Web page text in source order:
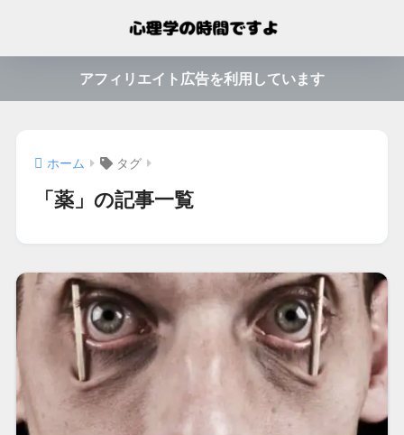
アフィリエイト広告を利用しています
ホーム タグ
「薬」の記事一覧